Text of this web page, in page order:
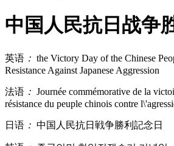
中国人民抗日战争
英语 ： the Victory Day of the Chinese
Resistance Against Japanese Aggression
法语 ： Journée commémorative de la
résistance du peuple chinois contre
日语 ： 中国人民抗日戦争勝利記念日